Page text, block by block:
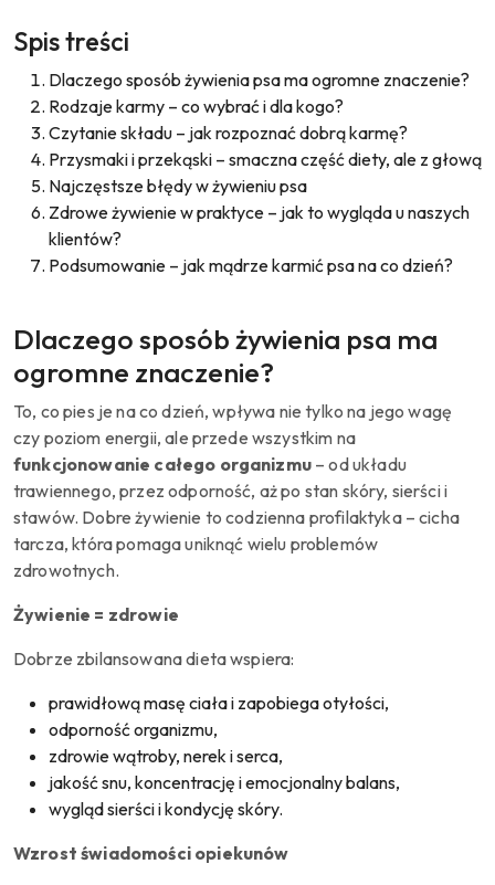
Spis treści
Dlaczego sposób żywienia psa ma ogromne znaczenie?
Rodzaje karmy – co wybrać i dla kogo?
Czytanie składu – jak rozpoznać dobrą karmę?
Przysmaki i przekąski – smaczna część diety, ale z głową
Najczęstsze błędy w żywieniu psa
Zdrowe żywienie w praktyce – jak to wygląda u naszych
klientów?
Podsumowanie – jak mądrze karmić psa na co dzień?
Dlaczego sposób żywienia psa ma
ogromne znaczenie?
To, co pies je na co dzień, wpływa nie tylko na jego wagę
czy poziom energii, ale przede wszystkim na
funkcjonowanie całego organizmu– od układu
trawiennego, przez odporność, aż po stan skóry, sierści i
stawów. Dobre żywienie to codzienna profilaktyka – cicha
tarcza, która pomaga uniknąć wielu problemów
zdrowotnych.
Żywienie = zdrowie
Dobrze zbilansowana dieta wspiera:
prawidłową masę ciała i zapobiega otyłości,
odporność organizmu,
zdrowie wątroby, nerek i serca,
jakość snu, koncentrację i emocjonalny balans,
wygląd sierści i kondycję skóry.
Wzrost świadomości opiekunów